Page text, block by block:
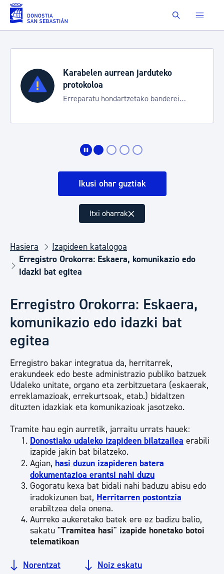
Eduki nagusira joan Buscar
Karabelen aurrean jarduteko
protokoloa
Erreparatu hondartzetako banderei
Ikusi ohar guztiak
Itxi oharrak
Hasiera
Izapideen katalogoa
Erregistro Orokorra: Eskaera, komunikazio edo
idazki bat egitea
Erregistro Orokorra: Eskaera,
komunikazio edo idazki bat
egitea
Erregistro bakar integratua da, herritarrek,
erakundeek edo beste administrazio publiko batzuek
Udaleko unitate, organo eta zerbitzuetara (eskaerak,
erreklamazioak, errekurtsoak, etab.) bidaltzen
dituzten idazkiak eta komunikazioak jasotzeko.
Tramite hau egin aurretik, jarraitu urrats hauek:
Donostiako udaleko izapideen bilatzailea erabili
izapide jakin bat bilatzeko.
Agian, hasi duzun izapideren batera
dokumentazioa erantsi nahi duzu
Gogoratu kexa bat bidali nahi baduzu abisu edo
iradokizunen bat, Herritarren postontzia
erabiltzea dela onena.
Aurreko aukeretako batek ere ez badizu balio,
sakatu "Tramitea hasi" izapide honetako botoi
telematikoan
Norentzat Noiz eskatu